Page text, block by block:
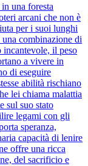
una foresta
arcani che non è
per i suoi lunghi
combinazione di
incantevole, il peso
a vivere in
di eseguire
abilità rischiano
lei chiama malattia
sul suo stato
legami con gli
speranza,
capacità di lenire
offre una ricca
del sacrificio e